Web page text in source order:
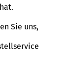
Sie uns,